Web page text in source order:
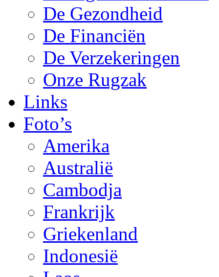
De Gezondheid
De Financiën
De Verzekeringen
Onze Rugzak
Links
Foto’s
Amerika
Australië
Cambodja
Frankrijk
Griekenland
Indonesië